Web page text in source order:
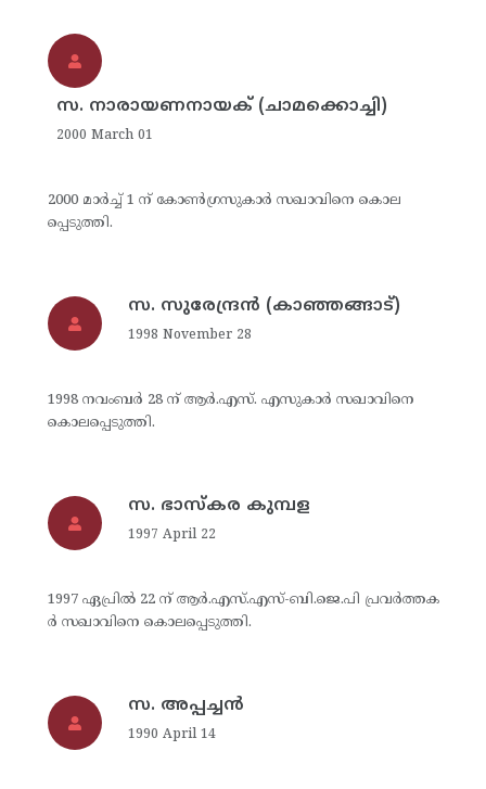
സ. നാരായണനായക് (ചാമക്കൊച്ചി)
2000 March 01
2000 മാര്‍ച്ച് 1 ന് കോണ്‍ഗ്രസുകാര്‍ സഖാവിനെ കൊല
പ്പെടുത്തി.
സ. സുരേന്ദ്രന്‍ (കാഞ്ഞങ്ങാട്)
1998 November 28
1998 നവംബര്‍ 28 ന് ആര്‍.എസ്. എസുകാര്‍ സഖാവിനെ
കൊലപ്പെടുത്തി.
സ. ഭാസ്‌കര കുമ്പള
1997 April 22
1997 ഏപ്രില്‍ 22 ന് ആര്‍.എസ്.എസ്-ബി.ജെ.പി പ്രവര്‍ത്തക
ര്‍ സഖാവിനെ കൊലപ്പെടുത്തി.
സ. അപ്പച്ചന്‍
1990 April 14